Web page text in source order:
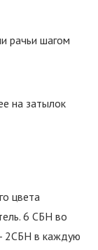
рачьи шагом
на затылок
цвета
6 СБН во
2СБН в каждую